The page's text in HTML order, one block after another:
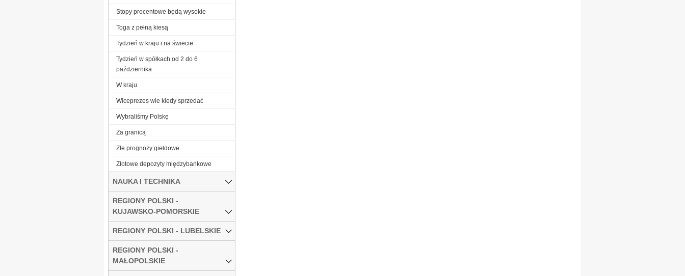
Stopy procentowe będą wysokie
Toga z pełną kiesą
Tydzień w kraju i na świecie
Tydzień w spółkach od 2 do 6
października
W kraju
Wiceprezes wie kiedy sprzedać
Wybraliśmy Polskę
Za granicą
Złe prognozy giełdowe
Złotowe depozyty międzybankowe
NAUKA I TECHNIKA
REGIONY POLSKI -
KUJAWSKO-POMORSKIE
REGIONY POLSKI - LUBELSKIE
REGIONY POLSKI -
MAŁOPOLSKIE